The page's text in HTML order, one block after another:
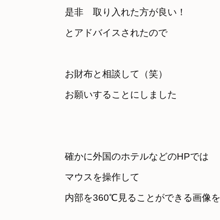
是非　取り入れた方が良い！
とアドバイスされたので
お財布と相談して（笑）
お願いすることにしました
確かに外国のホテルなどのHPでは
マウスを操作して
内部を360℃見ることができる画像